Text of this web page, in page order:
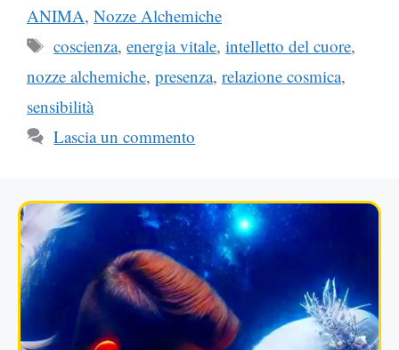
ANIMA, Nozze Alchemiche
Tag
coscienza,energia vitale,intelletto del cuore,
nozze alchemiche, presenza, relazione cosmica,
sensibilità
Lascia un commento